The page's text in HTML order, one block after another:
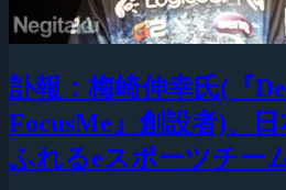
訃報：梅崎伸幸氏(『
FocusMe』創設者)、
ふれるeスポーツチー